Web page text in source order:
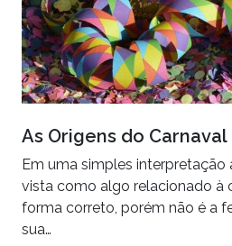
As Origens do Carnaval
Em uma simples interpretação
vista como algo relacionado à
forma correto, porém não é a
sua…